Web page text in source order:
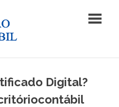
Gestão
Digital?